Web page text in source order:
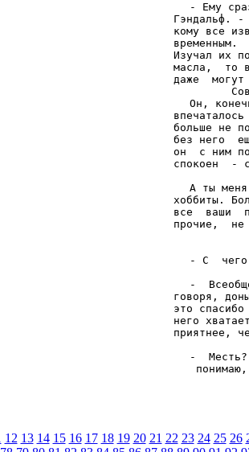
- Ему
Гэндальф. -
кому все
временным.
Изучал их
масла,  то
даже
Он,
больше не
без него
он  с ним
спокоен  -
А ты
хоббиты.
все  ваши
прочие,  не
- С  чего
-
говоря,
это
него
приятнее,
-
12 13 14 15 16 17 18 19 20 21 22 23 24 25 26